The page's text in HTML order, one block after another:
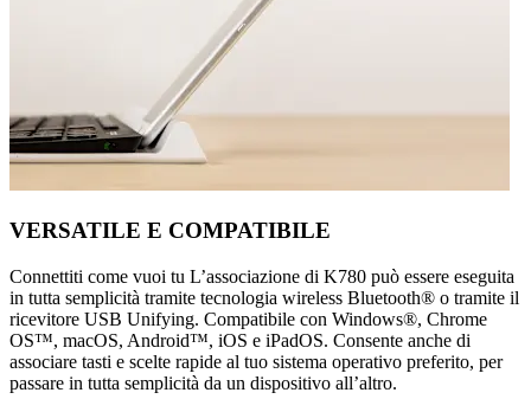
VERSATILE E COMPATIBILE
Connettiti come vuoi tu L’associazione di K780 può essere eseguita
in tutta semplicità tramite tecnologia wireless Bluetooth® o tramite il
ricevitore USB Unifying. Compatibile con Windows®, Chrome
OS™, macOS, Android™, iOS e iPadOS. Consente anche di
associare tasti e scelte rapide al tuo sistema operativo preferito, per
passare in tutta semplicità da un dispositivo all’altro.